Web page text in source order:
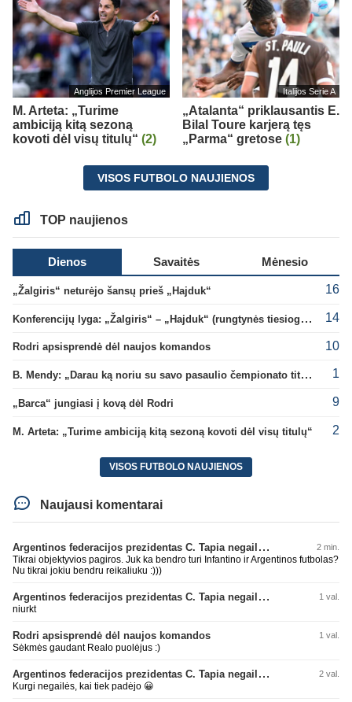
Anglijos Premier League
M. Arteta: „Turime
ambiciją kitą sezoną
kovoti dėl visų titulų“ (2)
Italijos Serie A
„Atalanta“ priklausantis E.
Bilal Toure karjerą tęs
„Parma“ gretose (1)
VISOS FUTBOLO NAUJIENOS
TOP naujienos
Dienos Savaitės Mėnesio
„Žalgiris“ neturėjo šansų prieš „Hajduk“ 16
Konferencijų lyga: „Žalgiris“ – „Hajduk“ (rungtynės tiesiogiai) 14
Rodri apsisprendė dėl naujos komandos 10
B. Mendy: „Darau ką noriu su savo pasaulio čempionato titulu“ 1
„Barca“ jungiasi į kovą dėl Rodri 9
M. Arteta: „Turime ambiciją kitą sezoną kovoti dėl visų titulų“ 2
VISOS FUTBOLO NAUJIENOS
Naujausi komentarai
Argentinos federacijos prezidentas C. Tapia negailėjo pagyrų G. Infantino 2 min.
Tikrai objektyvios pagiros. Juk ka bendro turi Infantino ir Argentinos futbolas?
Nu tikrai jokiu bendru reikaliuku :)))
Argentinos federacijos prezidentas C. Tapia negailėjo pagyrų G. Infantino 1 val.
niurkt
Rodri apsisprendė dėl naujos komandos 1 val.
Sėkmės gaudant Realo puolėjus :)
Argentinos federacijos prezidentas C. Tapia negailėjo pagyrų G. Infantino 2 val.
Kurgi negailės, kai tiek padėjo 😀